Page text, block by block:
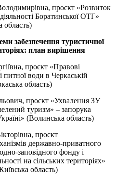
проєкт «Розвиток
Боратинської ОТГ»
область)
забезпечення туристичної
план вирішення
проєкт «Правові
питної води в Черкаській
область)
проєкт «Ухвалення ЗУ
туризм» – запорука
(Волинська область)
проєкт
державно-приватного
заповідного фонду і
на сільських територіях»
область)